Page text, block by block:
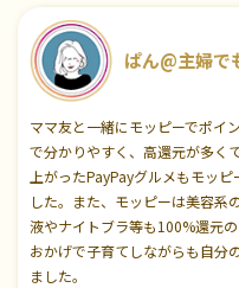
ぱん@主婦で
ママ友と一緒にモッピーでポイ
で分かりやすく、高還元が多く
上がったPayPayグルメもモッ
した。また、モッピーは美容系
液やナイトブラ等も100%還元
おかげで子育てしながらも自分
ました。